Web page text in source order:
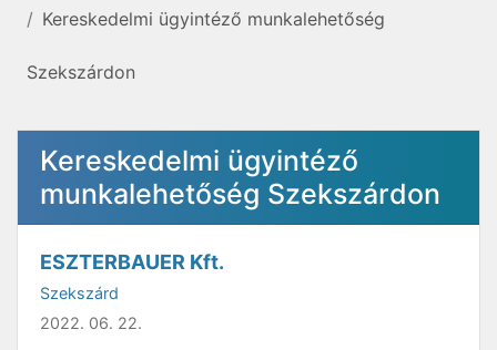
Kereskedelmi ügyintéző munkalehetőség
Szekszárdon
Kereskedelmi ügyintéző
munkalehetőség Szekszárdon
ESZTERBAUER Kft.
Szekszárd
2022. 06. 22.